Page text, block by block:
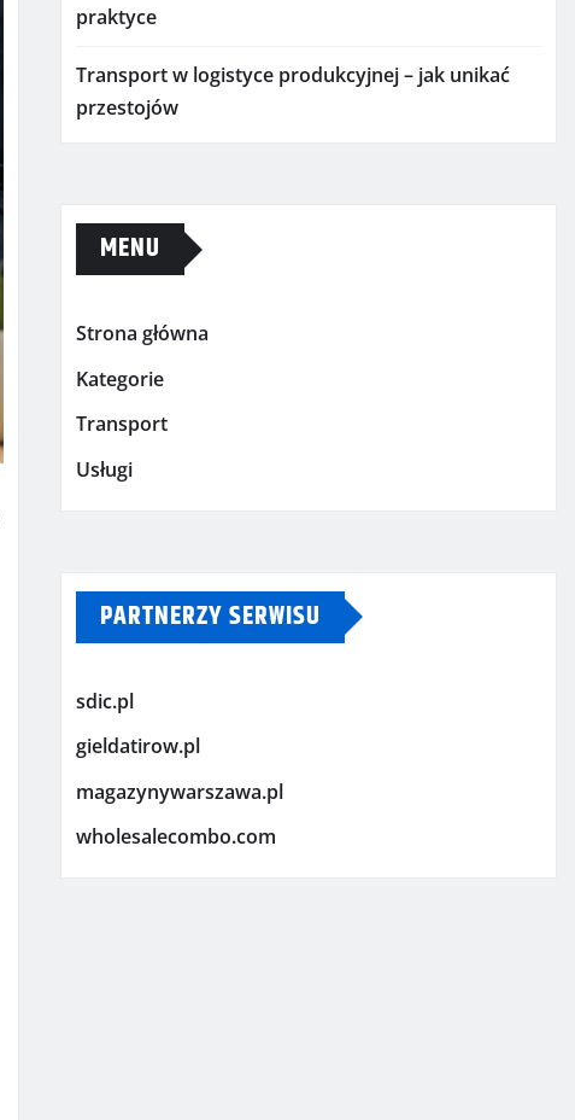
praktyce
Transport w logistyce produkcyjnej – jak unikać
przestojów
MENU
Strona główna
Kategorie
Transport
Usługi
PARTNERZY SERWISU
sdic.pl
gieldatirow.pl
magazynywarszawa.pl
wholesalecombo.com